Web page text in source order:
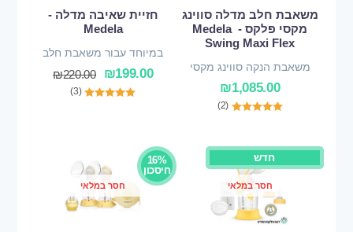
משאבת חלב מדלה סווינג
מקסי פלקס - Medela
Swing Maxi Flex
משאבת הנקה סווינג מקסי
פלקס ₪1,085.00
(2)
חזיית שאיבה מדלה -
Medela
במיוחד עבור משאבת חלב
₪199.00
₪220.00
(3)
חדש
חסר במלאי
16%
חיסכון
חסר במלאי